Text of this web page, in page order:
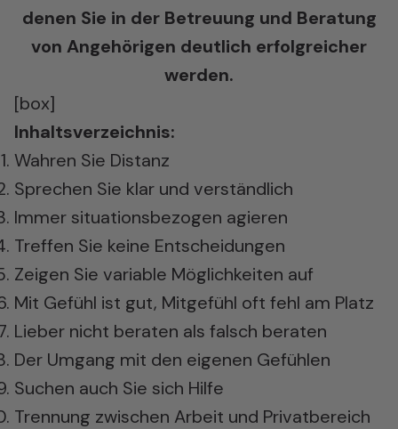
denen Sie in der Betreuung und Beratung
von Angehörigen deutlich erfolgreicher
werden.
[box]
Inhaltsverzeichnis:
Wahren Sie Distanz
Sprechen Sie klar und verständlich
Immer situationsbezogen agieren
Treffen Sie keine Entscheidungen
Zeigen Sie variable Möglichkeiten auf
Mit Gefühl ist gut, Mitgefühl oft fehl am Platz
Lieber nicht beraten als falsch beraten
Der Umgang mit den eigenen Gefühlen
Suchen auch Sie sich Hilfe
Trennung zwischen Arbeit und Privatbereich